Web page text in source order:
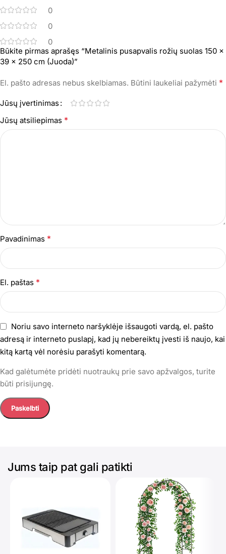
0
0
0
Būkite pirmas aprašęs “Metalinis pusapvalis rožių suolas 150 x
39 x 250 cm (Juoda)”
El. pašto adresas nebus skelbiamas. Būtini laukeliai pažymėti *
Jūsų įvertinimas
Jūsų atsiliepimas *
Pavadinimas *
El. paštas *
Noriu savo interneto naršyklėje išsaugoti vardą, el. pašto
adresą ir interneto puslapį, kad jų nebereiktų įvesti iš naujo, kai
kitą kartą vėl norėsiu parašyti komentarą.
Kad galėtumėte pridėti nuotraukų prie savo apžvalgos, turite
būti prisijungę.
Jums taip pat gali patikti